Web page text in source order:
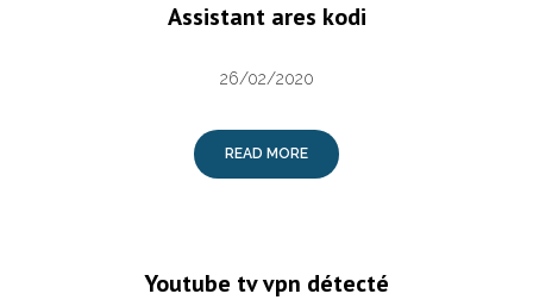
Assistant ares kodi
26/02/2020
READ MORE
Youtube tv vpn détecté